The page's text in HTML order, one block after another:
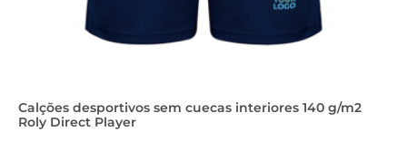
Calções desportivos sem cuecas interiores 140 g/m2
Roly Direct Player